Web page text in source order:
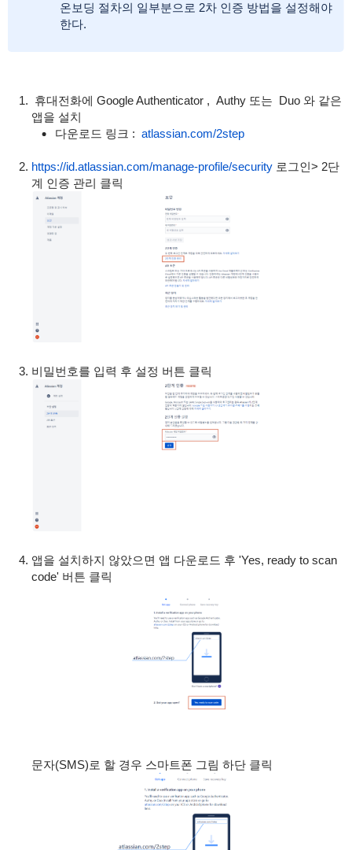
온보딩 절차의 일부분으로 2차 인증 방법을 설정해야
한다.
휴대전화에 Google Authenticator , Authy 또는 Duo 와 같은
앱을 설치
다운로드 링크 : atlassian.com/2step
https://id.atlassian.com/manage-profile/security로그인> 2단
계 인증 관리 클릭
비밀번호를 입력 후 설정 버튼 클릭
앱을 설치하지 않았으면 앱 다운로드 후 'Yes, ready to scan
code' 버튼 클릭
문자(SMS)로 할 경우 스마트폰 그림 하단 클릭